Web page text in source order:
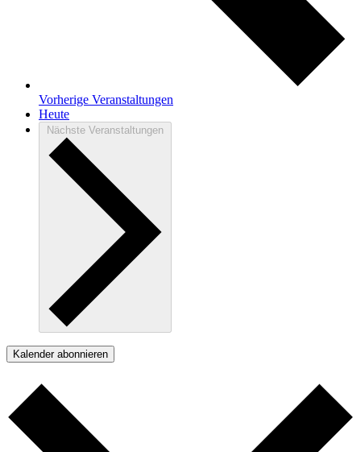
Vorherige Veranstaltungen
Heute
Nächste Veranstaltungen
Kalender abonnieren